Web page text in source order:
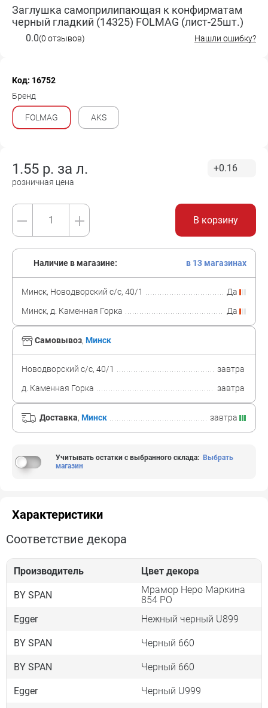
Заглушка самоприлипающая к конфирматам
черный гладкий (14325) FOLMAG (лист-25шт.)
0.0(0 отзывов) Нашли ошибку?
Код: 16752
Бренд
FOLMAG AKS
1.55 р. за л.
розничная цена
+0.16
В корзину
Самовывоз, Минск
Новодворский с/с, 40/1
завтра
д. Каменная Горка
завтра
Доставка, Минск завтра
Наличие в магазине: в 13 магазинах
Минск, Новодворский с/с, 40/1
Да
Минск, д. Каменная Горка
Да
Учитывать остатки с выбранного склада: Выбрать
магазин
Характеристики
Соответствие декора
Производитель Цвет декора
BY SPAN
Мрамор Неро Маркина
854 PO
Egger
Нежный черный U899
BY SPAN Черный 660
BY SPAN Черный 660
Egger Черный U999